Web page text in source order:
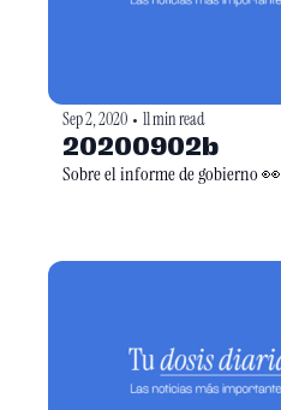
Sep 2, 2020 • 11 min read
20200902b
Sobre el informe de gobierno 👀